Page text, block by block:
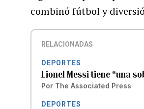
combinó fútbol y
RELACIONADAS
DEPORTES
Lionel Messi tiene “una
Por The Associated Press
DEPORTES